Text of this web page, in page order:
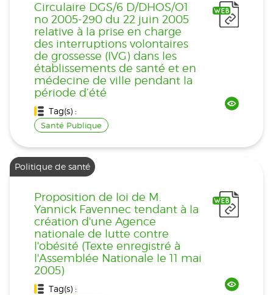
Circulaire DGS/6 D/DHOS/O1
no 2005-290 du 22 juin 2005
relative à la prise en charge
des interruptions volontaires
de grossesse (IVG) dans les
établissements de santé et en
médecine de ville pendant la
période d’été
Tag(s) :
Santé Publique
Politique de santé
Proposition de loi de M.
Yannick Favennec tendant à la
création d'une Agence
nationale de lutte contre
l'obésité (Texte enregistré à
l'Assemblée Nationale le 11 mai
2005)
Tag(s) :